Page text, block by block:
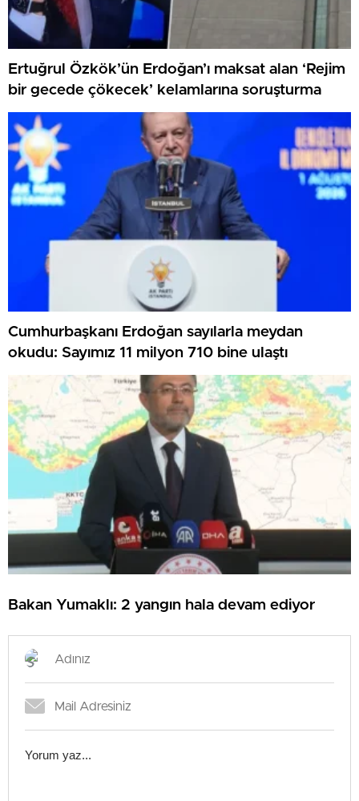
Ertuğrul Özkök’ün Erdoğan’ı maksat alan ‘Rejim
bir gecede çökecek’ kelamlarına soruşturma
Cumhurbaşkanı Erdoğan sayılarla meydan
okudu: Sayımız 11 milyon 710 bine ulaştı
Bakan Yumaklı: 2 yangın hala devam ediyor